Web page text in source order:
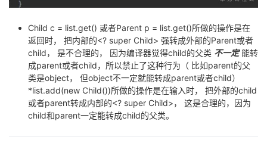
Child c = list.get() 或者Parent p = list.get()所做的操作是在
返回时， 把内部的<? super Child> 强转成外部的Parent或者
child， 是不合理的， 因为编译器觉得child的父类 不一定能转
成parent或者child，所以禁止了这种行为（ 比如parent的父
类是object， 但object不一定就能转成parent或者child）
*list.add(new Child())所做的操作是在输入时， 把外部的child
或者parent转成内部的<? super Child>， 这是合理的，因为
child和parent一定能转成child的父类。